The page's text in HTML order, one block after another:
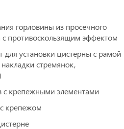
горловины из просечного
с противоскользящим эффектом
установки цистерны с рамой
стремянок,
крепежными элементами
крепежом